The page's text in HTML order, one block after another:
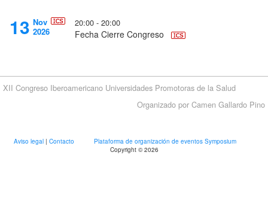
13 Nov
2026
20:00 - 20:00
Fecha Cierre Congreso
XII Congreso Iberoamericano Universidades Promotoras de la Salud
Organizado por Camen Gallardo Pino
Aviso legal | Contacto
Plataforma de organización de eventos Symposium
Copyright © 2026